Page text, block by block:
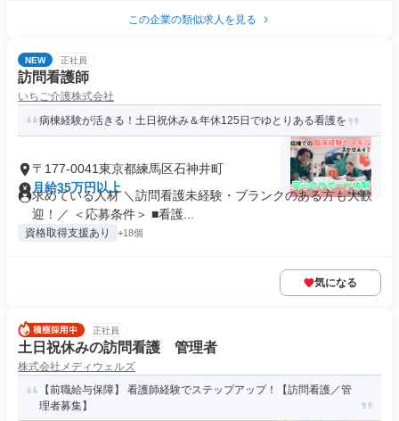
この企業の類似求人を見る
NEW 正社員
訪問看護師
いちご介護株式会社
病棟経験が活きる！土日祝休み＆年休125日でゆとりある看護を
〒177-0041東京都練馬区石神井町
月給35万円以上
求めている人材 ＼訪問看護未経験・ブランクのある方も大歓
迎！／ ＜応募条件＞ ■看護...
資格取得支援あり +18個
気になる
正社員
土日祝休みの訪問看護 管理者
株式会社メディウェルズ
【前職給与保障】 看護師経験でステップアップ！【訪問看護／管
理者募集】